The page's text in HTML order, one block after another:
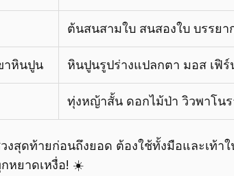
ต้นสนสามใบ สนสองใบ บรรยา
าหินปูน หินปูนรูปร่างแปลกตา มอส เฟิร์
ทุ่งหญ้าสั้น ดอกไม้ป่า วิวพาโน
งสุดท้ายก่อนถึงยอด ต้องใช้ทั้งมือและเท้า
หยาดเหงื่อ! ☀️